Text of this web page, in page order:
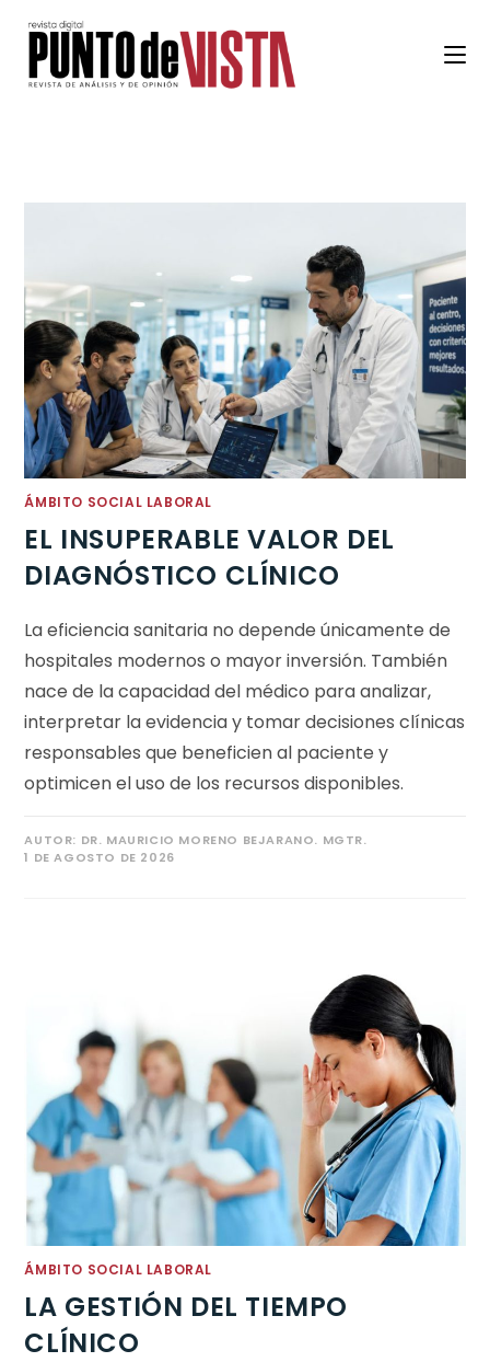
ÁMBITO SOCIAL LABORAL
EL INSUPERABLE VALOR DEL
DIAGNÓSTICO CLÍNICO
La eficiencia sanitaria no depende únicamente de
hospitales modernos o mayor inversión. También
nace de la capacidad del médico para analizar,
interpretar la evidencia y tomar decisiones clínicas
responsables que beneficien al paciente y
optimicen el uso de los recursos disponibles.
AUTOR: DR. MAURICIO MORENO BEJARANO. MGTR.
1 DE AGOSTO DE 2026
ÁMBITO SOCIAL LABORAL
LA GESTIÓN DEL TIEMPO
CLÍNICO